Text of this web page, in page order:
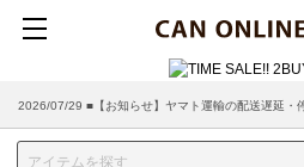
2026/07/29 ■【お知らせ】ヤマト運輸の配送遅延・
2026/03/18 ■店舗受け取りサービスのご案内